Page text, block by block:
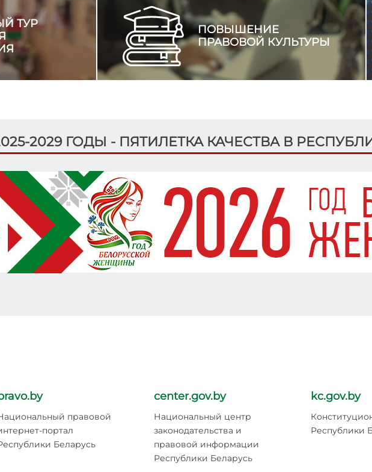
ТУР
ПОВЫШЕНИЕ
ПРАВОВОЙ КУЛЬТУРЫ
2029 ГОДЫ - ПЯТИЛЕТКА КАЧЕСТВА В
правовой
портал
Беларусь
center.gov.by
Национальный центр
законодательства и
правовой информации
Республики Беларусь
kc.gov.by
Республики